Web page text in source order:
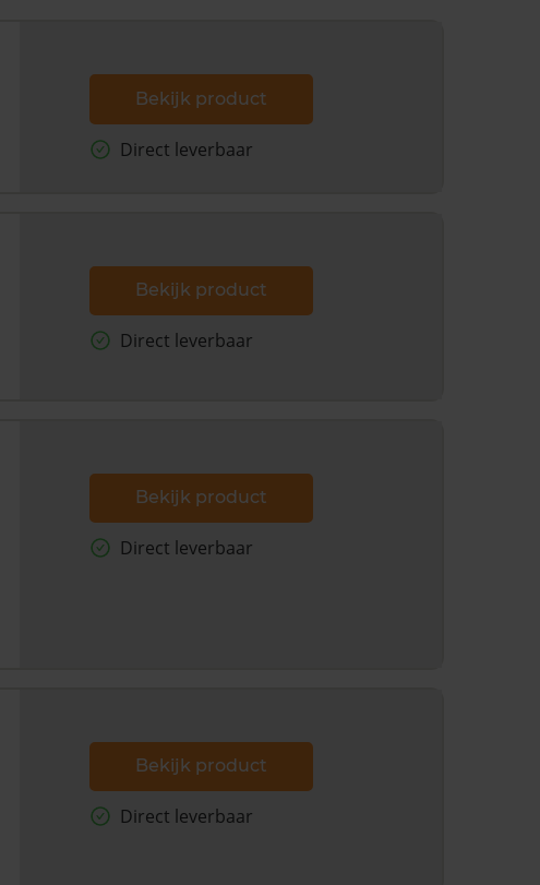
Bekijk product
Direct leverbaar
Bekijk product
Direct leverbaar
Bekijk product
Direct leverbaar
Bekijk product
Direct leverbaar